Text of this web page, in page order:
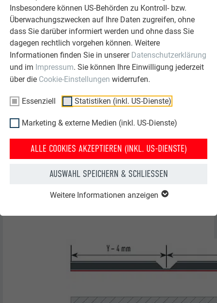
Insbesondere können US-Behörden zu Kontroll- bzw.
Überwachungszwecken auf Ihre Daten zugreifen, ohne
dass Sie darüber informiert werden und ohne dass Sie
dagegen rechtlich vorgehen können. Weitere
Informationen finden Sie in unserer Datenschutzerklärung
und im Impressum. Sie können Ihre Einwilligung jederzeit
über die Cookie-Einstellungen widerrufen.
Essenziell Statistiken (inkl. US-Dienste)
Marketing & externe Medien (inkl. US-Dienste)
ALLE COOKIES AKZEPTIEREN (INKL. US-DIENSTE)
AUSWAHL SPEICHERN & SCHLIESSEN
Weitere Informationen anzeigen
Die nachfolgend gezeigten Beispiele können als
Anhaltspunkt verwenden werden. Die Abbildungen zeigen
jeweils eine mechanische Befestigung.
Bei einer Innenecke ist die Materialstärke der Verbundplatte